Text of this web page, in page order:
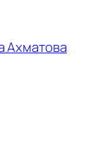
Ахматова